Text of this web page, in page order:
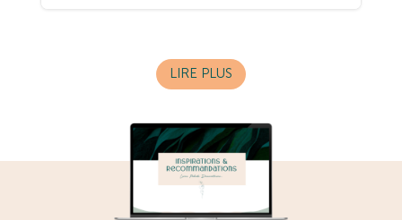
LIRE PLUS